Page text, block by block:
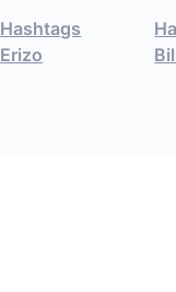
Hashtags
Erizo